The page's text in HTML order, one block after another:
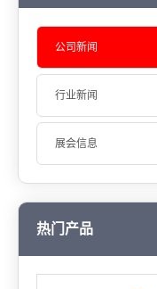
公司新闻
行业新闻
展会信息
热门产品